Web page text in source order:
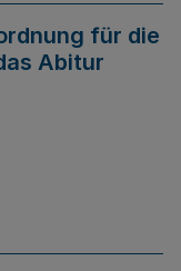
für die
Abitur